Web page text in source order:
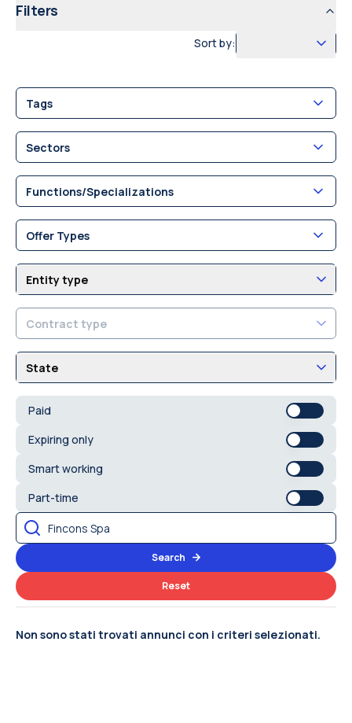
Filters
Sort by:
Tags
Sectors
Functions/Specializations
Offer Types
Entity type
Contract type
State
Paid
Expiring only
Smart working
Part-time
Search
Reset
Non sono stati trovati annunci con i criteri selezionati.